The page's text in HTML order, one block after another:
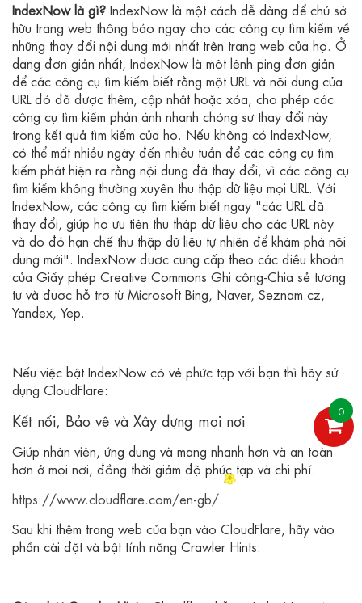
IndexNow là gì? IndexNow là một cách dễ dàng để chủ sở
hữu trang web thông báo ngay cho các công cụ tìm kiếm về
những thay đổi nội dung mới nhất trên trang web của họ. Ở
dạng đơn giản nhất, IndexNow là một lệnh ping đơn giản
để các công cụ tìm kiếm biết rằng một URL và nội dung của
URL đó đã được thêm, cập nhật hoặc xóa, cho phép các
công cụ tìm kiếm phản ánh nhanh chóng sự thay đổi này
trong kết quả tìm kiếm của họ. Nếu không có IndexNow,
có thể mất nhiều ngày đến nhiều tuần để các công cụ tìm
kiếm phát hiện ra rằng nội dung đã thay đổi, vì các công cụ
tìm kiếm không thường xuyên thu thập dữ liệu mọi URL. Với
IndexNow, các công cụ tìm kiếm biết ngay "các URL đã
thay đổi, giúp họ ưu tiên thu thập dữ liệu cho các URL này
và do đó hạn chế thu thập dữ liệu tự nhiên để khám phá nội
dung mới". IndexNow được cung cấp theo các điều khoản
của Giấy phép Creative Commons Ghi công-Chia sẻ tương
tự và được hỗ trợ từ Microsoft Bing, Naver, Seznam.cz,
Yandex, Yep.
Nếu việc bật IndexNow có vẻ phức tạp với bạn thì hãy sử
dụng CloudFlare:
Kết nối, Bảo vệ và Xây dựng mọi nơi
Giúp nhân viên, ứng dụng và mạng nhanh hơn và an toàn
hơn ở mọi nơi, đồng thời giảm độ phức tạp và chi phí.
https://www.cloudflare.com/en-gb/
Sau khi thêm trang web của bạn vào CloudFlare, hãy vào
phần cài đặt và bật tính năng Crawler Hints:
0